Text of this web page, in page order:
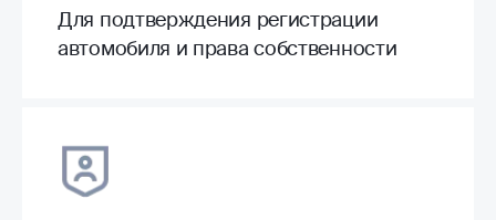
Для подтверждения регистрации
автомобиля и права собственности